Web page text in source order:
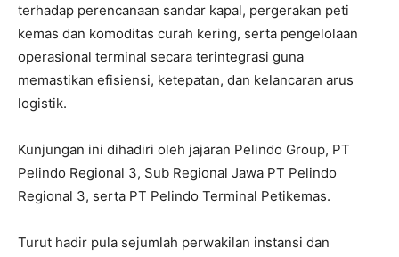
terhadap perencanaan sandar kapal, pergerakan peti
kemas dan komoditas curah kering, serta pengelolaan
operasional terminal secara terintegrasi guna
memastikan efisiensi, ketepatan, dan kelancaran arus
logistik.
Kunjungan ini dihadiri oleh jajaran Pelindo Group, PT
Pelindo Regional 3, Sub Regional Jawa PT Pelindo
Regional 3, serta PT Pelindo Terminal Petikemas.
Turut hadir pula sejumlah perwakilan instansi dan